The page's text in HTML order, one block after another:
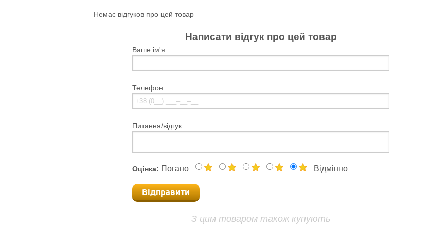
Немає відгуков про цей товар
Написати відгук про цей товар
Ваше ім'я
Телефон
Питання/відгук
Оцінка: Погано Відмінно
Відправити
З цим товаром також купують